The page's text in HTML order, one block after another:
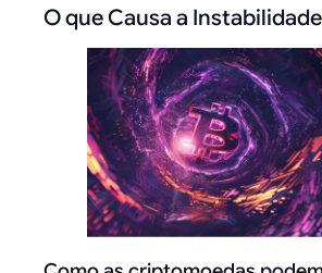
O que Causa a